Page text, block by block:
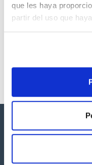
que les haya
partir del uso que
Los productos
productos marca